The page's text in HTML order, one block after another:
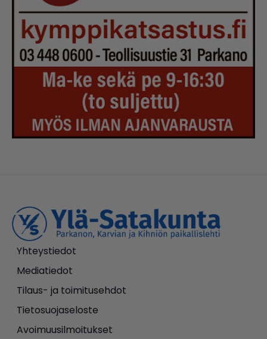
Yhteystiedot
Mediatiedot
Tilaus- ja toimitusehdot
Tietosuojaseloste
Avoimuusilmoitukset